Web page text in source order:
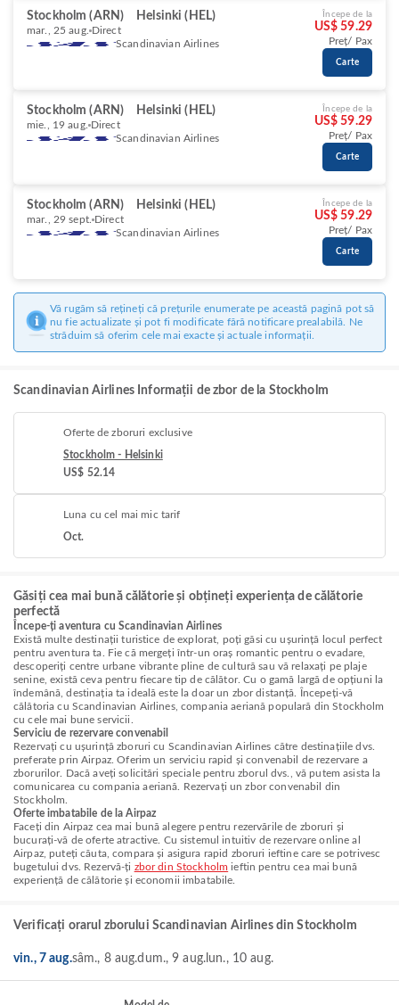
Stockholm (ARN) Helsinki (HEL)
mar., 25 aug. Direct
Scandinavian Airlines
Începe de la
US$ 59.29
Preț/ Pax
Carte
Stockholm (ARN) Helsinki (HEL)
mie., 19 aug. Direct
Scandinavian Airlines
Începe de la
US$ 59.29
Preț/ Pax
Carte
Stockholm (ARN) Helsinki (HEL)
mar., 29 sept. Direct
Scandinavian Airlines
Începe de la
US$ 59.29
Preț/ Pax
Carte
Vă rugăm să rețineți că prețurile enumerate pe această pagină pot să
nu fie actualizate și pot fi modificate fără notificare prealabilă. Ne
străduim să oferim cele mai exacte și actuale informații.
Scandinavian Airlines Informații de zbor de la Stockholm
Oferte de zboruri exclusive
Stockholm - Helsinki
US$ 52.14
Luna cu cel mai mic tarif
Oct.
Găsiți cea mai bună călătorie și obțineți experiența de călătorie
perfectă
Începe-ți aventura cu Scandinavian Airlines
Există multe destinații turistice de explorat, poți găsi cu ușurință locul perfect
pentru aventura ta. Fie că mergeți într-un oraș romantic pentru o evadare,
descoperiți centre urbane vibrante pline de cultură sau vă relaxați pe plaje
senine, există ceva pentru fiecare tip de călător. Cu o gamă largă de opțiuni la
îndemână, destinația ta ideală este la doar un zbor distanță. Începeți-vă
călătoria cu Scandinavian Airlines, compania aeriană populară din Stockholm
cu cele mai bune servicii.
Serviciu de rezervare convenabil
Rezervați cu ușurință zboruri cu Scandinavian Airlines către destinațiile dvs.
preferate prin Airpaz. Oferim un serviciu rapid și convenabil de rezervare a
zborurilor. Dacă aveți solicitări speciale pentru zborul dvs., vă putem asista la
comunicarea cu compania aeriană. Rezervați un zbor convenabil din
Stockholm.
Oferte imbatabile de la Airpaz
Faceți din Airpaz cea mai bună alegere pentru rezervările de zboruri și
bucurați-vă de oferte atractive. Cu sistemul intuitiv de rezervare online al
Airpaz, puteți căuta, compara și asigura rapid zboruri ieftine care se potrivesc
bugetului dvs. Rezervă-ți zbor din Stockholm ieftin pentru cea mai bună
experiență de călătorie și economii imbatabile.
Verificați orarul zborului Scandinavian Airlines din Stockholm
vin., 7 aug.sâm., 8 aug.dum., 9 aug. lun., 10 aug.